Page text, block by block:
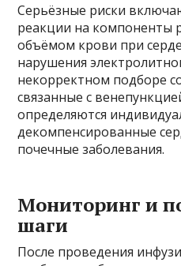
Серьёзные риски
реакции на компоненты
объёмом крови при
нарушения
некорректном подборе
связанные с
определяются
декомпенсированные
почечные заболевания.
Мониторинг и
шаги
После проведения